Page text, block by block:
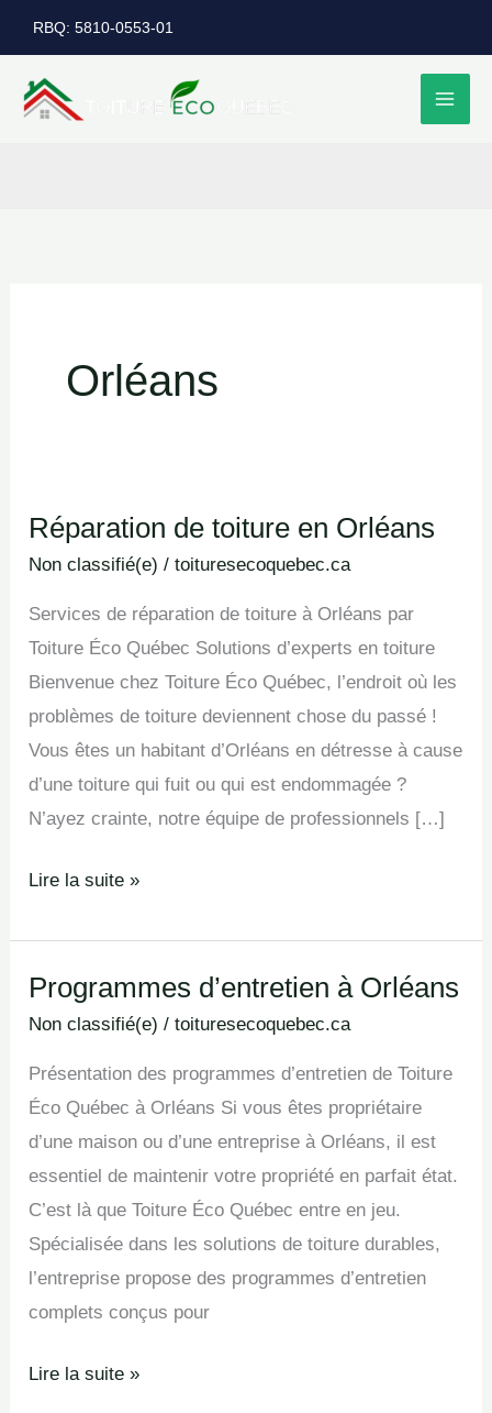
au
contenu
RBQ: 5810-0553-01
Orléans
Réparation de toiture en Orléans
Non classifié(e) /toituresecoquebec.ca
Services de réparation de toiture à Orléans par
Toiture Éco Québec Solutions d’experts en toiture
Bienvenue chez Toiture Éco Québec, l’endroit où les
problèmes de toiture deviennent chose du passé !
Vous êtes un habitant d’Orléans en détresse à cause
d’une toiture qui fuit ou qui est endommagée ?
N’ayez crainte, notre équipe de professionnels […]
Réparation
de
Lire la suite »
Programmes d’entretien à Orléans
Non classifié(e) /toituresecoquebec.ca
Présentation des programmes d’entretien de Toiture
Éco Québec à Orléans Si vous êtes propriétaire
d’une maison ou d’une entreprise à Orléans, il est
essentiel de maintenir votre propriété en parfait état.
C’est là que Toiture Éco Québec entre en jeu.
Spécialisée dans les solutions de toiture durables,
l’entreprise propose des programmes d’entretien
complets conçus pour
Programmes
d’entretien
Lire la suite »